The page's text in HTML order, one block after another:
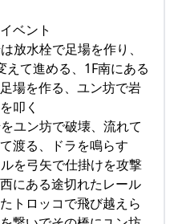
ベント
放水栓で足場を作り、
えて進める、1F南にある
場を作る、ユン坊で岩
叩く
ユン坊で破壊、流れて
渡る、ドラを鳴らす
を弓矢で仕掛けを攻撃
にある途切れたレール
トロッコで飛び越えら